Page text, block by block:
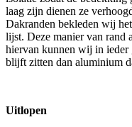
laag zijn dienen ze
Dakranden bekleden wij
lijst. Deze manier van rand
hiervan kunnen wij in ieder
blijft zitten dan aluminium
Uitlopen